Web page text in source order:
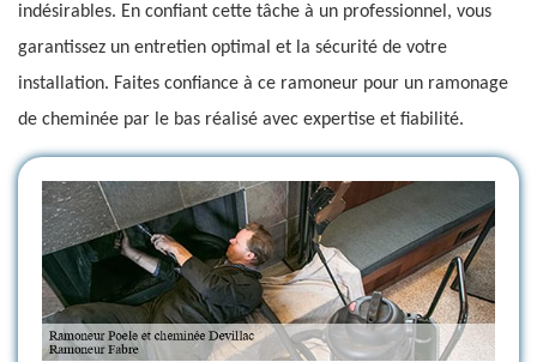
indésirables. En confiant cette tâche à un professionnel, vous
garantissez un entretien optimal et la sécurité de votre
installation. Faites confiance à ce ramoneur pour un ramonage
de cheminée par le bas réalisé avec expertise et fiabilité.